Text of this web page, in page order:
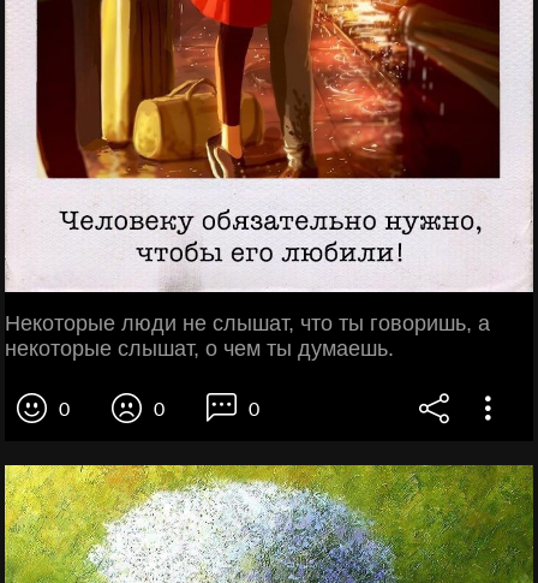
Некоторые люди не слышат, что ты говоришь, а
некоторые слышат, о чем ты думаешь.
0 0 0